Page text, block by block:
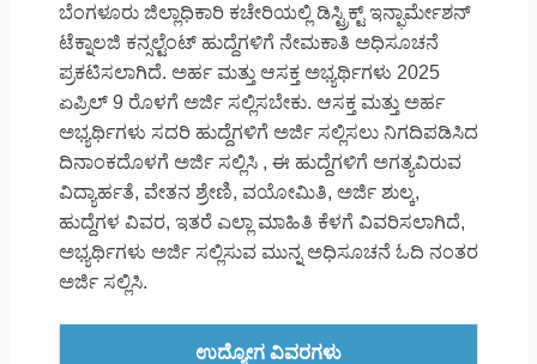
ಬೆಂಗಳೂರು ಜಿಲ್ಲಾಧಿಕಾರಿ ಕಚೇರಿಯಲ್ಲಿ ಡಿಸ್ಟ್ರಿಕ್ಟ್ ಇನ್ಫಾರ್ಮೇಶನ್
ಟೆಕ್ನಾಲಜಿ ಕನ್ಸಲ್ಟೆಂಟ್ ಹುದ್ದೆಗಳಿಗೆ ನೇಮಕಾತಿ ಅಧಿಸೂಚನೆ
ಪ್ರಕಟಿಸಲಾಗಿದೆ. ಅರ್ಹ ಮತ್ತು ಆಸಕ್ತ ಅಭ್ಯರ್ಥಿಗಳು 2025
ಏಪ್ರಿಲ್ 9 ರೊಳಗೆ ಅರ್ಜಿ ಸಲ್ಲಿಸಬೇಕು. ಆಸಕ್ತ ಮತ್ತು ಅರ್ಹ
ಅಭ್ಯರ್ಥಿಗಳು ಸದರಿ ಹುದ್ದೆಗಳಿಗೆ ಅರ್ಜಿ ಸಲ್ಲಿಸಲು ನಿಗದಿಪಡಿಸಿದ
ದಿನಾಂಕದೊಳಗೆ ಅರ್ಜಿ ಸಲ್ಲಿಸಿ , ಈ ಹುದ್ದೆಗಳಿಗೆ ಅಗತ್ಯವಿರುವ
ವಿದ್ಯಾರ್ಹತೆ, ವೇತನ ಶ್ರೇಣಿ, ವಯೋಮಿತಿ, ಅರ್ಜಿ ಶುಲ್ಕ,
ಹುದ್ದೆಗಳ ವಿವರ, ಇತರೆ ಎಲ್ಲಾ ಮಾಹಿತಿ ಕೆಳಗೆ ವಿವರಿಸಲಾಗಿದೆ,
ಅಭ್ಯರ್ಥಿಗಳು ಅರ್ಜಿ ಸಲ್ಲಿಸುವ ಮುನ್ನ ಅಧಿಸೂಚನೆ ಓದಿ ನಂತರ
ಅರ್ಜಿ ಸಲ್ಲಿಸಿ.
ಉದ್ಯೋಗ ವಿವರಗಳು